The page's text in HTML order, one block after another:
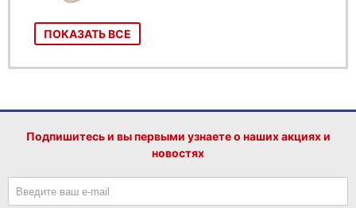
ПОКАЗАТЬ ВСЕ
Подпишитесь и вы первыми узнаете о наших акциях и
новостях